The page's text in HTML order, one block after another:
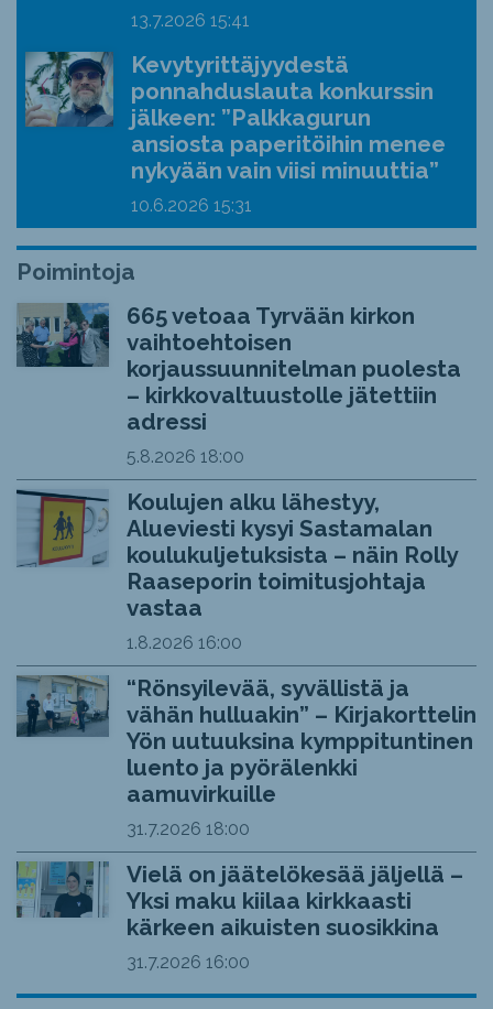
13.7.2026 15:41
Kevytyrittäjyydestä
ponnahduslauta konkurssin
jälkeen: ”Palkkagurun
ansiosta paperitöihin menee
nykyään vain viisi minuuttia”
10.6.2026 15:31
Poimintoja
665 vetoaa Tyrvään kirkon
vaihtoehtoisen
korjaussuunnitelman puolesta
– kirkkovaltuustolle jätettiin
adressi
5.8.2026 18:00
Koulujen alku lähestyy,
Alueviesti kysyi Sastamalan
koulukuljetuksista – näin Rolly
Raaseporin toimitusjohtaja
vastaa
1.8.2026 16:00
“Rönsyilevää, syvällistä ja
vähän hulluakin” – Kirjakorttelin
Yön uutuuksina kymppituntinen
luento ja pyörälenkki
aamuvirkuille
31.7.2026 18:00
Vielä on jäätelökesää jäljellä –
Yksi maku kiilaa kirkkaasti
kärkeen aikuisten suosikkina
31.7.2026 16:00